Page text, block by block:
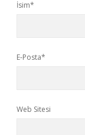
İsim*
E-Posta*
Web Sitesi